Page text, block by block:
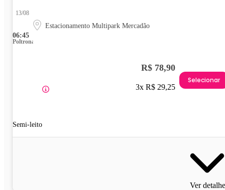
06:45
13/08
Estacionamento Multipark Mercadão
Poltrona
Semi-leito
R$ 78,90
3x R$ 29,25
Selecionar
Ver